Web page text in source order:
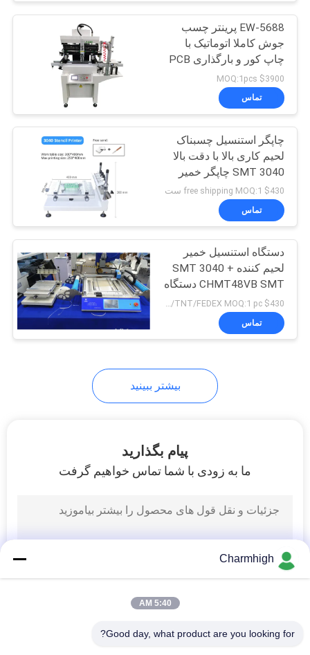
انتخاب و قرار دادن
دستگاه SMD
19
خط مونتاژ PCB
8
لوازم جانبی SMT
دستگاه سولدر موجی
6
EW-5688 پرینتر چسب
جوش کاملا اتوماتیک با
چاپ کور و بارگذاری PCB
$3900 MOQ:1pcs
تماس
چاپگر استنسیل چسبناک
لحیم کاری بالا با دقت بالا
3040 SMT چاپگر خمیر
لحیم کاری دستی
$430 free shipping MOQ:1 ست
تماس
دستگاه استنسیل خمیر
لحیم کننده SMT 3040 +
CHMT48VB SMT دستگاه
انتخاب و قرار دادن
$430 including shipping DHL/TNT/FEDEX MOQ:1 pc
تماس
بیشتر ببینید
پیام بگذارید
ما به زودی با شما تماس خواهیم گرفت
Charmhigh
5:40 AM
Good day, what product are you looking for?